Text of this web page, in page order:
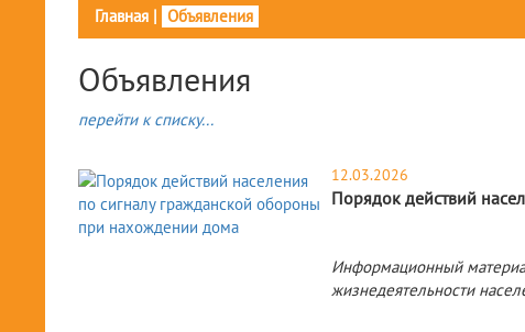
Главная| Объявления
Объявления
перейти к списку...
12.03.2026
Порядок действий
Информационный
жизнедеятельности